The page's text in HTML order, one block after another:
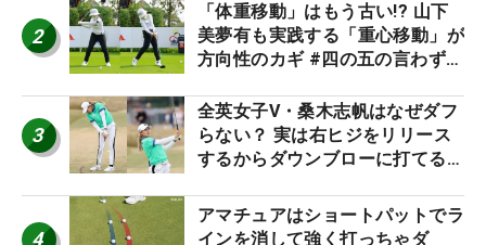
2
「体重移動」はもう古い!? 山下
美夢有も実践する「重心移動」が
方向性のカギ #四の五の言わず振
3
全英女子V・桑木志帆はなぜダフ
らない？ 実は右ヒジをリリース
するからダウンブローに打てる #
4
アマチュアはショートパットでラ
インを消して強く打っちゃダ